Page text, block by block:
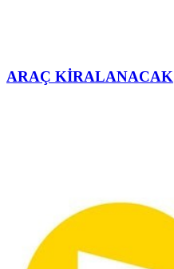
ARAÇ KİRALANACAK